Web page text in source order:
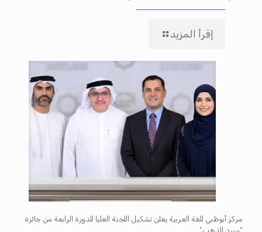
إقرأ المزيد
مركز أبوظبي للغة العربية يعلن تشكيل اللجنة العليا للدورة الرابعة من جائزة
“سرد الذهب”